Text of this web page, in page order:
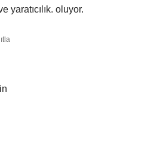
yaratıcılık. oluyor.